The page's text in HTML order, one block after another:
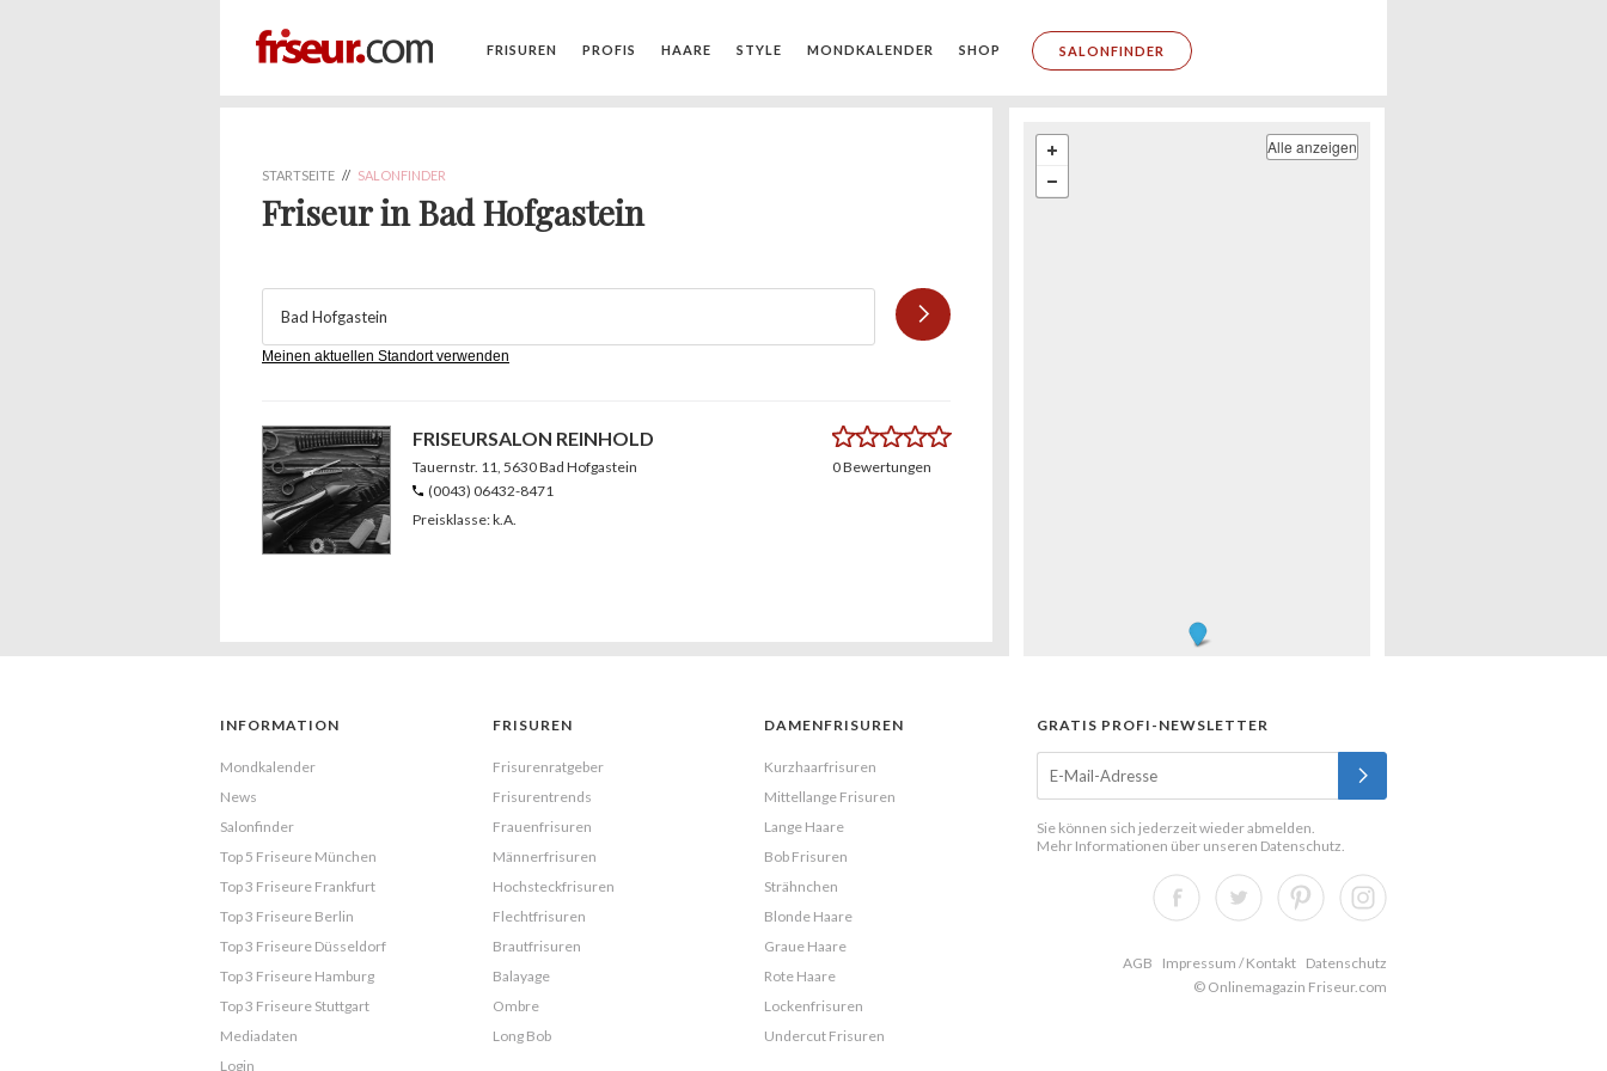
FRISUREN PROFIS HAARE STYLE MONDKALENDER SHOP SALONFINDER
STARTSEITE // SALONFINDER
Friseur in Bad Hofgastein
Meinen aktuellen Standort verwenden
FRISEURSALON REINHOLD
Tauernstr. 11, 5630 Bad Hofgastein
(0043) 06432-8471
Preisklasse: k.A.
0.0
0 Bewertungen
Alle anzeigen
INFORMATION
Mondkalender
News
Salonfinder
Top 5 Friseure München
Top 3 Friseure Frankfurt
Top 3 Friseure Berlin
Top 3 Friseure Düsseldorf
Top 3 Friseure Hamburg
Top 3 Friseure Stuttgart
Mediadaten
Login
FRISUREN
Frisurenratgeber
Frisurentrends
Frauenfrisuren
Männerfrisuren
Hochsteckfrisuren
Flechtfrisuren
Brautfrisuren
Balayage
Ombre
Long Bob
DAMENFRISUREN
Kurzhaarfrisuren
Mittellange Frisuren
Lange Haare
Bob Frisuren
Strähnchen
Blonde Haare
Graue Haare
Rote Haare
Lockenfrisuren
Undercut Frisuren
GRATIS PROFI-NEWSLETTER
Sie können sich jederzeit wieder abmelden.
Mehr Informationen über unseren Datenschutz.
AGB Impressum / Kontakt
Datenschutz
© Onlinemagazin Friseur.com